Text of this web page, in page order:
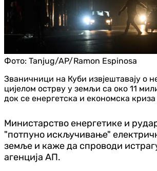
Фото: Tanjug/AP/Ramon Espinosa
Званичници на Куби извјештавају о
цијелом острву у земљи са око 11
док се енергетска и економска криза
Министарство енергетике и
"потпуно искључивање"
земље и каже да спроводи
агенција АП.